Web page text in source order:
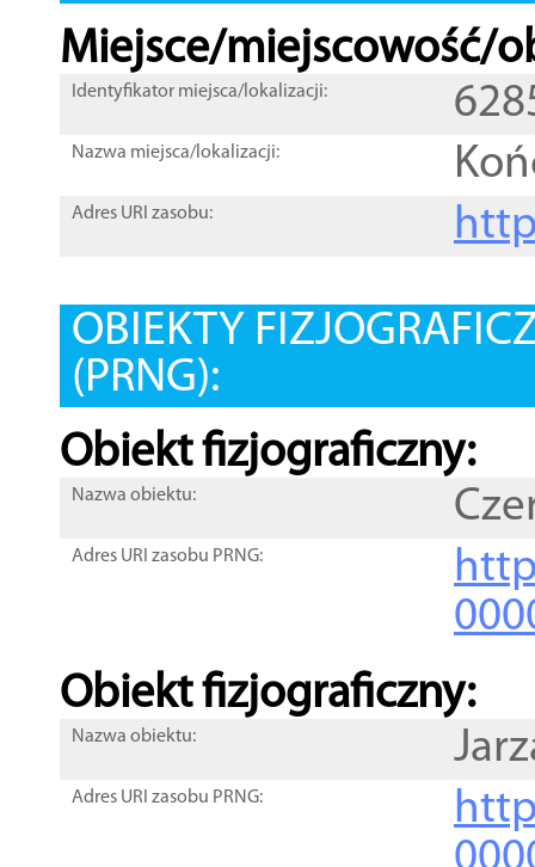
Miejsce/miejscowość/
Identyfikator miejsca/lokalizacji:
Nazwa miejsca/lokalizacji:
Adres URI zasobu:
OBIEKTY
(PRNG):
Obiekt fizjograficzny:
Nazwa obiektu:
Adres URI zasobu PRNG:
Obiekt fizjograficzny:
Nazwa obiektu:
Adres URI zasobu PRNG: